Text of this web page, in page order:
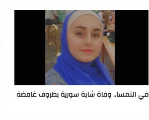
في النمسا.. وفاة شابة سورية بظروف غامضة